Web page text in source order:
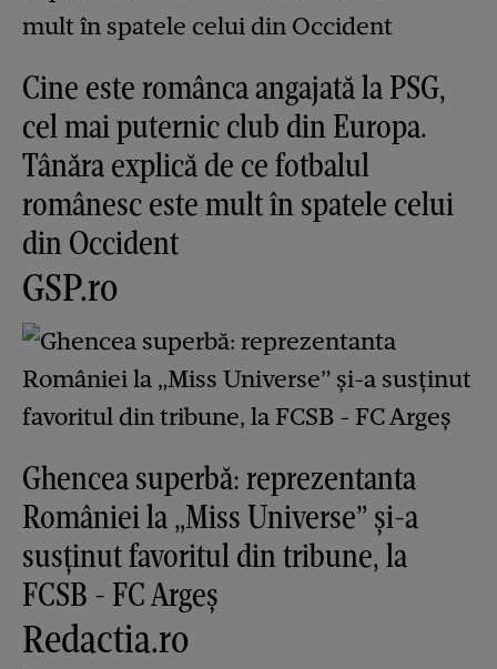
Cine este românca angajată la PSG,
cel mai puternic club din Europa.
Tânăra explică de ce fotbalul
românesc este mult în spatele celui
din Occident
GSP.ro
Ghencea superbă: reprezentanta
României la „Miss Universe” și-a
susținut favoritul din tribune, la
FCSB - FC Argeș
Redactia.ro